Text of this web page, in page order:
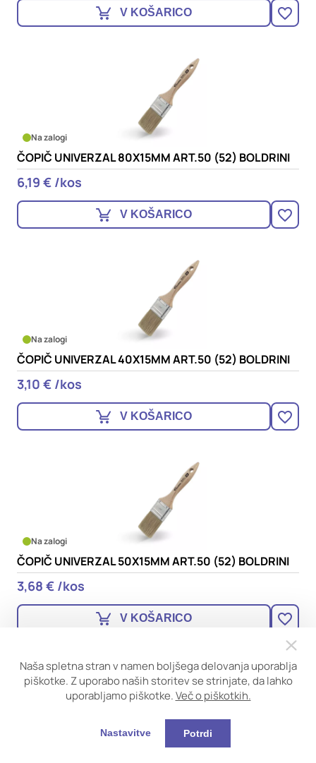
V KOŠARICO
Na zalogi
ČOPIČ UNIVERZAL 80X15MM ART.50 (52) BOLDRINI
6,19 € /kos
V KOŠARICO
Na zalogi
ČOPIČ UNIVERZAL 40X15MM ART.50 (52) BOLDRINI
3,10 € /kos
V KOŠARICO
Na zalogi
ČOPIČ UNIVERZAL 50X15MM ART.50 (52) BOLDRINI
3,68 € /kos
V KOŠARICO
Naša spletna stran v namen boljšega delovanja uporablja
piškotke. Z uporabo naših storitev se strinjate, da lahko
uporabljamo piškotke.Več o piškotkih.
Nastavitve Potrdi